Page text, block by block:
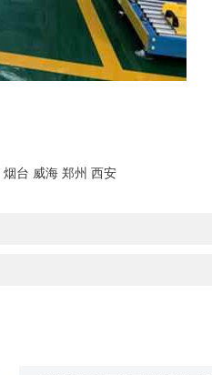
烟台 威海 郑州 西安